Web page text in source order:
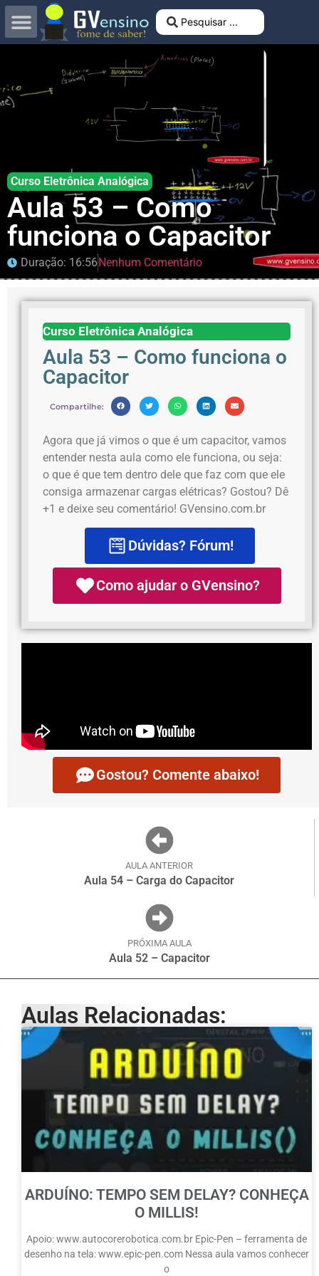
Curso Eletrônica Analógica
Aula 53 – Como
funciona o Capacitor
Duração: 16:56Nenhum Comentário
Curso Eletrônica Analógica
Aula 53 – Como funciona o
Capacitor
Compartilhe:
Agora que já vimos o que é um capacitor, vamos
entender nesta aula como ele funciona, ou seja:
o que é que tem dentro dele que faz com que ele
consiga armazenar cargas elétricas? Gostou? Dê
+1 e deixe seu comentário! GVensino.com.br
Dúvidas? Fórum!
Como ajudar o GVensino?
Gostou? Comente abaixo!
AULA ANTERIOR
Aula 54 – Carga do Capacitor
PRÓXIMA AULA
Aula 52 – Capacitor
Aulas Relacionadas:
ARDUÍNO: TEMPO SEM DELAY? CONHEÇA
O MILLIS!
Apoio: www.autocorerobotica.com.br Epic-Pen – ferramenta de
desenho na tela: www.epic-pen.com Nessa aula vamos conhecer
o